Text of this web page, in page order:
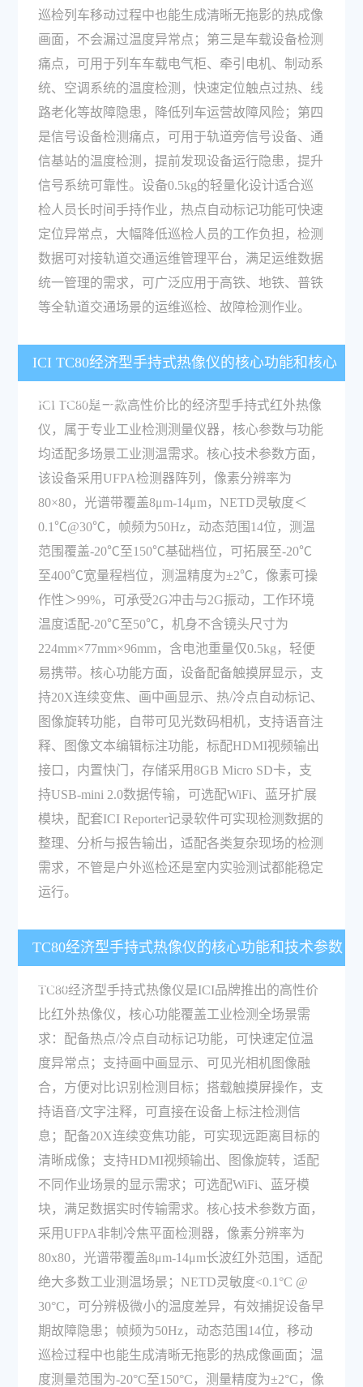
巡检列车移动过程中也能生成清晰无拖影的热成像
画面，不会漏过温度异常点；第三是车载设备检测
痛点，可用于列车车载电气柜、牵引电机、制动系
统、空调系统的温度检测，快速定位触点过热、线
路老化等故障隐患，降低列车运营故障风险；第四
是信号设备检测痛点，可用于轨道旁信号设备、通
信基站的温度检测，提前发现设备运行隐患，提升
信号系统可靠性。设备0.5kg的轻量化设计适合巡
检人员长时间手持作业，热点自动标记功能可快速
定位异常点，大幅降低巡检人员的工作负担，检测
数据可对接轨道交通运维管理平台，满足运维数据
统一管理的需求，可广泛应用于高铁、地铁、普铁
等全轨道交通场景的运维巡检、故障检测作业。
ICI TC80经济型手持式热像仪的核心功能和核心
技术参数有哪些？
ICI TC80是一款高性价比的经济型手持式红外热像
仪，属于专业工业检测测量仪器，核心参数与功能
均适配多场景工业测温需求。核心技术参数方面，
该设备采用UFPA检测器阵列，像素分辨率为
80×80，光谱带覆盖8μm-14μm，NETD灵敏度＜
0.1℃@30℃，帧频为50Hz，动态范围14位，测温
范围覆盖-20℃至150℃基础档位，可拓展至-20℃
至400℃宽量程档位，测温精度为±2℃，像素可操
作性＞99%，可承受2G冲击与2G振动，工作环境
温度适配-20℃至50℃，机身不含镜头尺寸为
224mm×77mm×96mm，含电池重量仅0.5kg，轻便
易携带。核心功能方面，设备配备触摸屏显示，支
持20X连续变焦、画中画显示、热/冷点自动标记、
图像旋转功能，自带可见光数码相机，支持语音注
释、图像文本编辑标注功能，标配HDMI视频输出
接口，内置快门，存储采用8GB Micro SD卡，支
持USB-mini 2.0数据传输，可选配WiFi、蓝牙扩展
模块，配套ICI Reporter记录软件可实现检测数据的
整理、分析与报告输出，适配各类复杂现场的检测
需求，不管是户外巡检还是室内实验测试都能稳定
运行。
TC80经济型手持式热像仪的核心功能和技术参数
有哪些？
TC80经济型手持式热像仪是ICI品牌推出的高性价
比红外热像仪，核心功能覆盖工业检测全场景需
求：配备热点/冷点自动标记功能，可快速定位温
度异常点；支持画中画显示、可见光相机图像融
合，方便对比识别检测目标；搭载触摸屏操作，支
持语音/文字注释，可直接在设备上标注检测信
息；配备20X连续变焦功能，可实现远距离目标的
清晰成像；支持HDMI视频输出、图像旋转，适配
不同作业场景的显示需求；可选配WiFi、蓝牙模
块，满足数据实时传输需求。核心技术参数方面，
采用UFPA非制冷焦平面检测器，像素分辨率为
80x80，光谱带覆盖8μm-14μm长波红外范围，适配
绝大多数工业测温场景；NETD灵敏度<0.1°C @
30°C，可分辨极微小的温度差异，有效捕捉设备早
期故障隐患；帧频为50Hz，动态范围14位，移动
巡检过程中也能生成清晰无拖影的热成像画面；温
度测量范围为-20°C至150°C，测量精度为±2°C，像